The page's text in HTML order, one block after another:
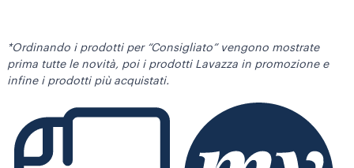
*Ordinando i prodotti per “Consigliato” vengono mostrate
prima tutte le novità, poi i prodotti Lavazza in promozione e
infine i prodotti più acquistati.